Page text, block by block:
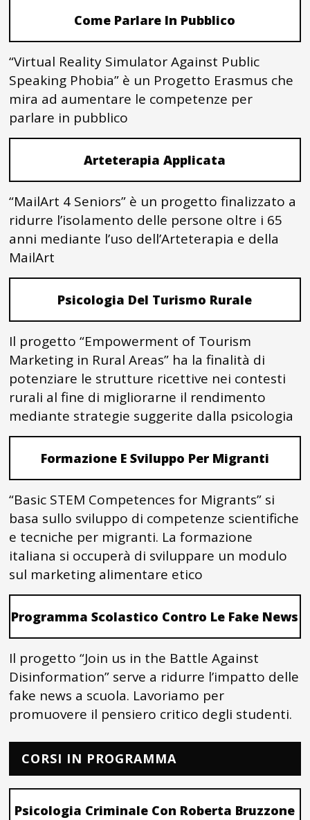
Come Parlare In Pubblico
“Virtual Reality Simulator Against Public
Speaking Phobia” è un Progetto Erasmus che
mira ad aumentare le competenze per
parlare in pubblico
Arteterapia Applicata
“MailArt 4 Seniors” è un progetto finalizzato a
ridurre l’isolamento delle persone oltre i 65
anni mediante l’uso dell’Arteterapia e della
MailArt
Psicologia Del Turismo Rurale
Il progetto “Empowerment of Tourism
Marketing in Rural Areas” ha la finalità di
potenziare le strutture ricettive nei contesti
rurali al fine di migliorarne il rendimento
mediante strategie suggerite dalla psicologia
Formazione E Sviluppo Per Migranti
“Basic STEM Competences for Migrants” si
basa sullo sviluppo di competenze scientifiche
e tecniche per migranti. La formazione
italiana si occuperà di sviluppare un modulo
sul marketing alimentare etico
Programma Scolastico Contro Le Fake News
Il progetto “Join us in the Battle Against
Disinformation” serve a ridurre l’impatto delle
fake news a scuola. Lavoriamo per
promuovere il pensiero critico degli studenti.
CORSI IN PROGRAMMA
Psicologia Criminale Con Roberta Bruzzone